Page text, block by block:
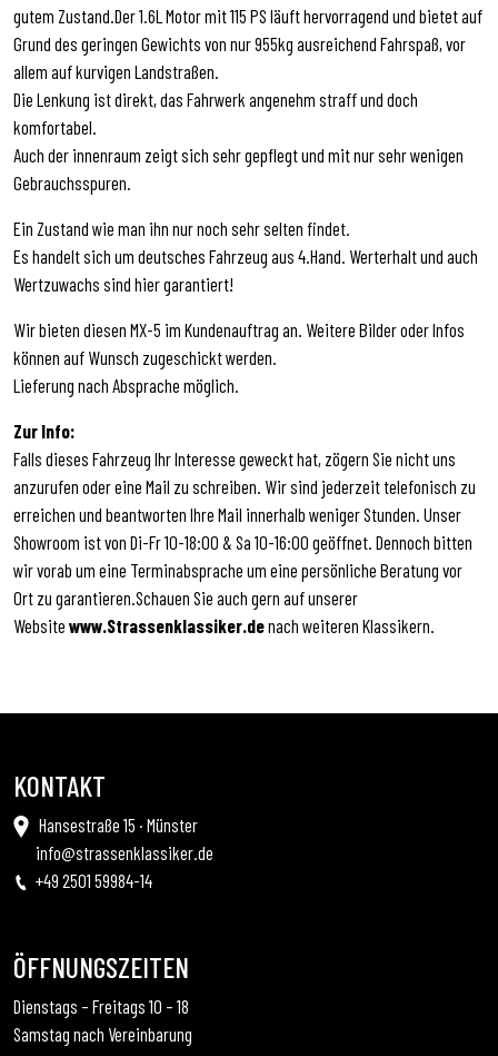
gutem Zustand.Der 1.6L Motor mit 115 PS läuft hervorragend und bietet auf
Grund des geringen Gewichts von nur 955kg ausreichend Fahrspaß, vor
allem auf kurvigen Landstraßen.
Die Lenkung ist direkt, das Fahrwerk angenehm straff und doch
komfortabel.
Auch der innenraum zeigt sich sehr gepflegt und mit nur sehr wenigen
Gebrauchsspuren.
Ein Zustand wie man ihn nur noch sehr selten findet.
Es handelt sich um deutsches Fahrzeug aus 4.Hand. Werterhalt und auch
Wertzuwachs sind hier garantiert!
Wir bieten diesen MX-5 im Kundenauftrag an. Weitere Bilder oder Infos
können auf Wunsch zugeschickt werden.
Lieferung nach Absprache möglich.
Zur Info:
Falls dieses Fahrzeug Ihr Interesse geweckt hat, zögern Sie nicht uns
anzurufen oder eine Mail zu schreiben. Wir sind jederzeit telefonisch zu
erreichen und beantworten Ihre Mail innerhalb weniger Stunden. Unser
Showroom ist von Di-Fr 10-18:00 & Sa 10-16:00 geöffnet. Dennoch bitten
wir vorab um eine Terminabsprache um eine persönliche Beratung vor
Ort zu garantieren.Schauen Sie auch gern auf unserer
Website www.Strassenklassiker.denach weiteren Klassikern.
KONTAKT
Hansestraße 15 · Münster
info@strassenklassiker.de
+49 2501 59984-14
ÖFFNUNGSZEITEN
Dienstags – Freitags 10 – 18
Samstag nach Vereinbarung